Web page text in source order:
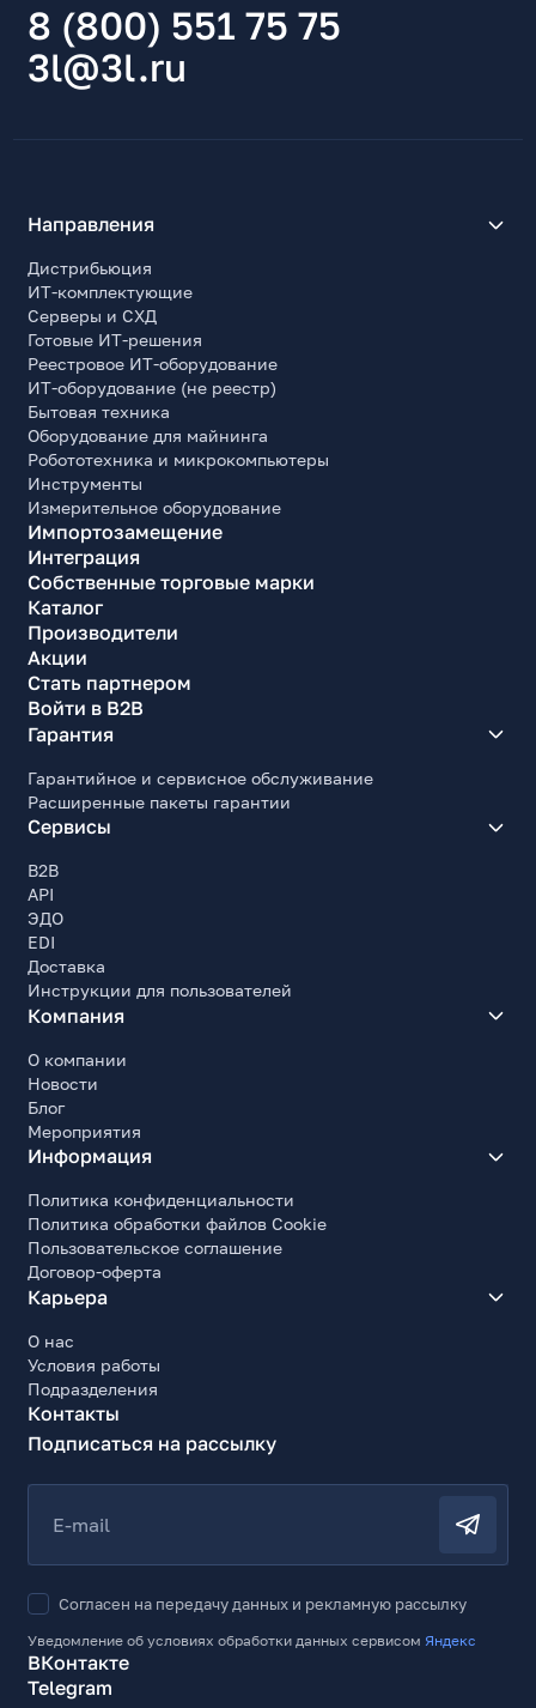
8 (800) 551 75 75
3l@3l.ru
Направления
Дистрибьюция
ИТ-комплектующие
Серверы и СХД
Готовые ИТ-решения
Реестровое ИТ-оборудование
ИТ-оборудование (не реестр)
Бытовая техника
Оборудование для майнинга
Робототехника и микрокомпьютеры
Инструменты
Измерительное оборудование
Импортозамещение
Интеграция
Собственные торговые марки
Каталог
Производители
Акции
Стать партнером
Войти в B2B
Гарантия
Гарантийное и сервисное обслуживание
Расширенные пакеты гарантии
Сервисы
B2B
API
ЭДО
EDI
Доставка
Инструкции для пользователей
Компания
О компании
Новости
Блог
Мероприятия
Информация
Политика конфиденциальности
Политика обработки файлов Cookie
Пользовательское соглашение
Договор-оферта
Карьера
О нас
Условия работы
Подразделения
Контакты
Подписаться на рассылку
E-mail
Согласен на передачу данных и рекламную рассылку
Уведомление об условиях обработки данных сервисом Яндекс
ВКонтакте
Telegram